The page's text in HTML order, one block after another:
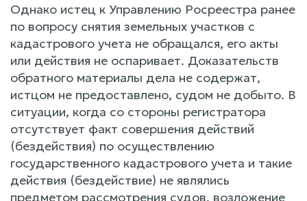
Однако истец к Управлению Росреестра ранее
по вопросу снятия земельных участков с
кадастрового учета не обращался, его акты
или действия не оспаривает. Доказательств
обратного материалы дела не содержат,
истцом не предоставлено, судом не добыто. В
ситуации, когда со стороны регистратора
отсутствует факт совершения действий
(бездействия) по осуществлению
государственного кадастрового учета и такие
действия (бездействие) не являлись
предметом рассмотрения судов, возложение